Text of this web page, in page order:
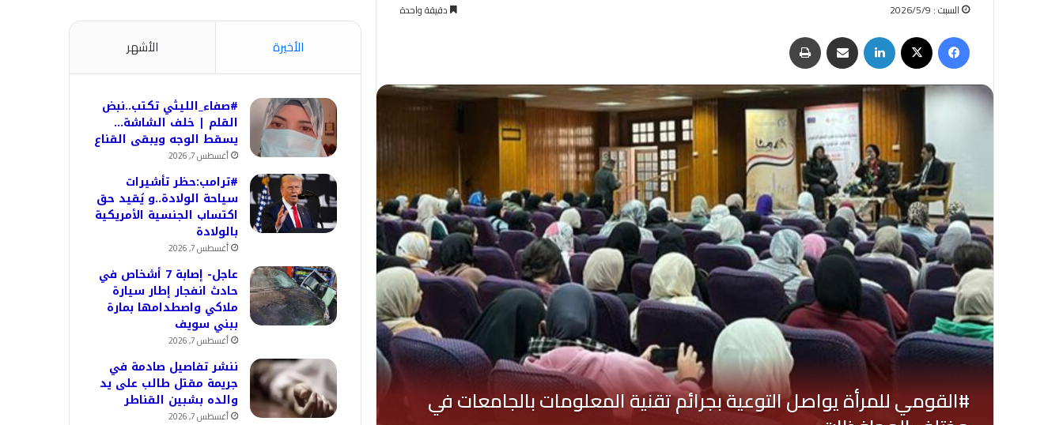
السبت : 2026/5/9 دقيقة واحدة
فيسبوك لينكدإن مشاركة عبر البريد الأخيرة الأشهر
#صفاء_الليثي تكتب..نبض
القلم | خلف الشاشة…
يسقط الوجه ويبقى القناع
أغسطس 7, 2026
#ترامب:حظر تأشيرات
سياحة الولادة..و يُقيد حق
اكتساب الجنسية الأمريكية
بالولادة
أغسطس 7, 2026
عاجل- إصابة 7 أشخاص في
حادث انفجار إطار سيارة
ملاكي واصطدامها بمارة
ببني سويف
أغسطس 7, 2026
ننشر تفاصيل صادمة في
جريمة مقتل طالب على يد
والده بشبين القناطر
أغسطس 7, 2026